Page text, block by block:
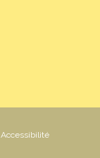
Accessibilité